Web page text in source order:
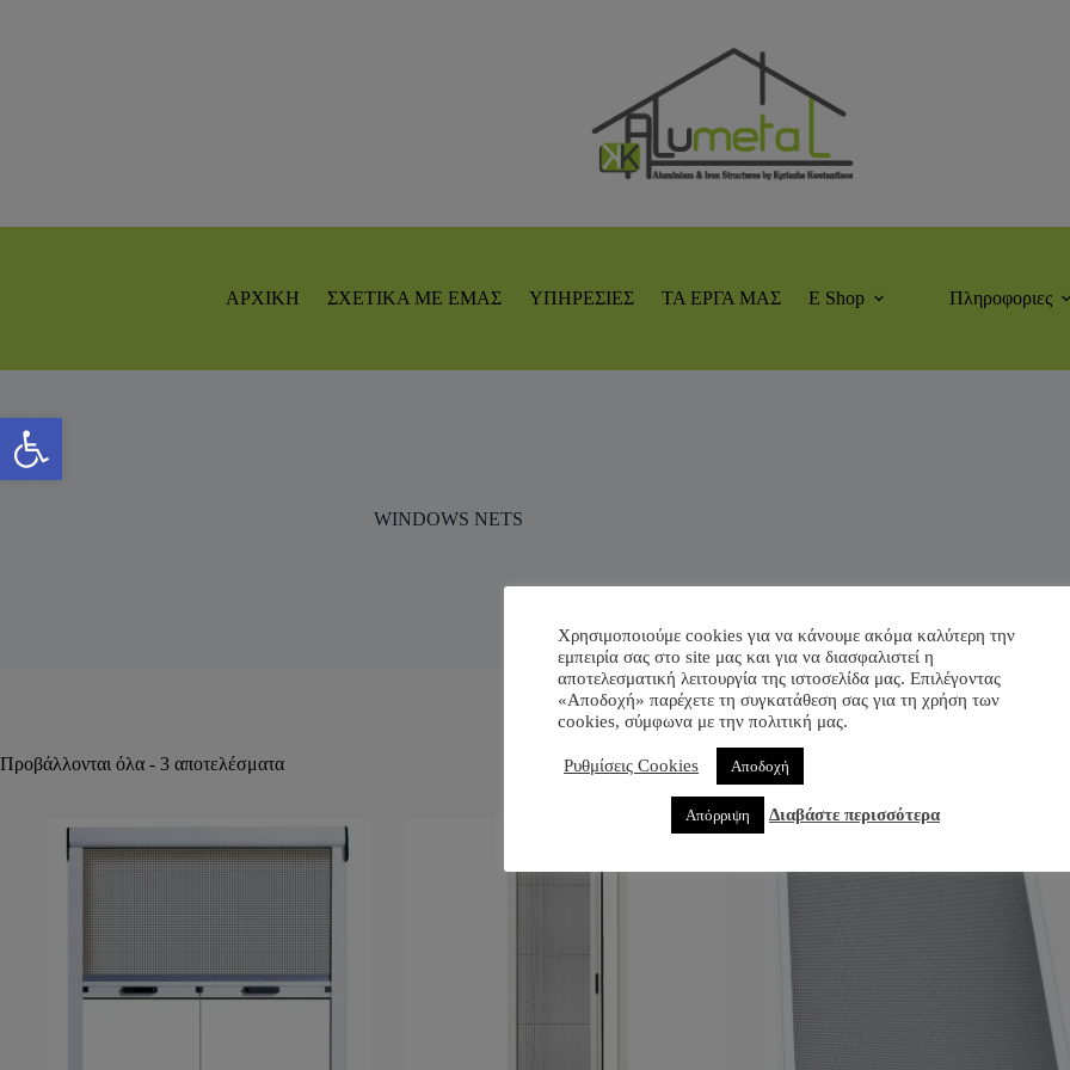
Ανοίξτε τη γραμμή εργαλείων
ΑΡΧΙΚΗ ΣΧΕΤΙΚΑ ΜΕ ΕΜΑΣ ΥΠΗΡΕΣΙΕΣ ΤΑ ΕΡΓΑ ΜΑΣ E Shop Πληροφοριες
WINDOWS NETS
Προβάλλονται όλα - 3 αποτελέσματα
Χρησιμοποιούμε cookies για να κάνουμε ακόμα καλύτερη την
εμπειρία σας στο site μας και για να διασφαλιστεί η
αποτελεσματική λειτουργία της ιστοσελίδα μας. Επιλέγοντας
«Αποδοχή» παρέχετε τη συγκατάθεση σας για τη χρήση των
cookies, σύμφωνα με την πολιτική μας.
Ρυθμίσεις Cookies Αποδοχή
Απόρριψη Διαβάστε περισσότερα